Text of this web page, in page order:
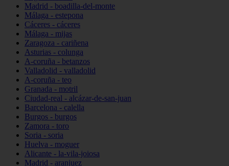
Madrid - boadilla-del-monte
Málaga - estepona
Cáceres - cáceres
Málaga - mijas
Zaragoza - cariñena
Asturias - colunga
A-coruña - betanzos
Valladolid - valladolid
A-coruña - teo
Granada - motril
Ciudad-real - alcázar-de-san-juan
Barcelona - calella
Burgos - burgos
Zamora - toro
Soria - soria
Huelva - moguer
Alicante - la-vila-joiosa
Madrid - aranjuez